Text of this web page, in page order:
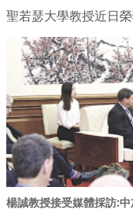
聖若瑟大學教授近日
楊誠教授接受媒體採訪: